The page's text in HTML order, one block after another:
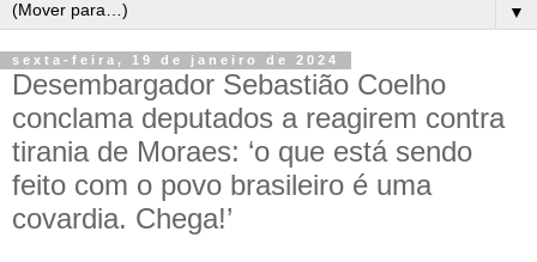
▼
sexta-feira, 19 de janeiro de 2024
Desembargador Sebastião Coelho
conclama deputados a reagirem contra
tirania de Moraes: ‘o que está sendo
feito com o povo brasileiro é uma
covardia. Chega!’